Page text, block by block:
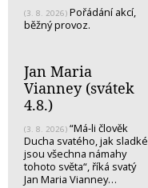
(3. 8. 2026) Pořádání akcí,
běžný provoz.
Jan Maria
Vianney (svátek
4.8.)
(3. 8. 2026) “Má-li člověk
Ducha svatého, jak sladké
jsou všechna námahy
tohoto světa“, říká svatý
Jan Maria Vianney…